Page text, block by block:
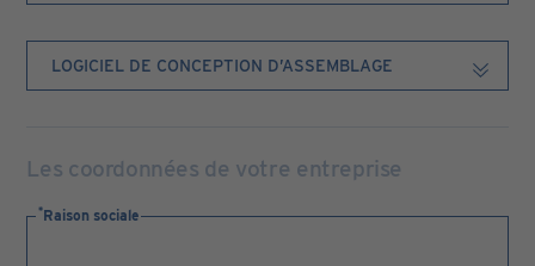
Les coordonnées de votre entreprise
Raison sociale